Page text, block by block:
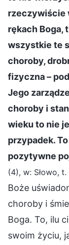
rzeczywiście
rękach Boga,
wszystkie te
choroby,
fizyczna –
Jego
choroby i
wieku to nie
przypadek.
pozytywne
(4), w: Słowo,
Boże
choroby i
Boga. To, ilu
swoim życiu,